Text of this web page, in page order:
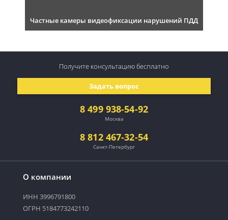
Частные камеры видеофиксации нарушений ПДД
О компании
ИНН 3996791800
ОГРН 5184773242110
8 499 938-54-92
Москва
8 812 467-32-54
Санкт-Петербург
Задать вопрос
Получите консультациюбесплатно